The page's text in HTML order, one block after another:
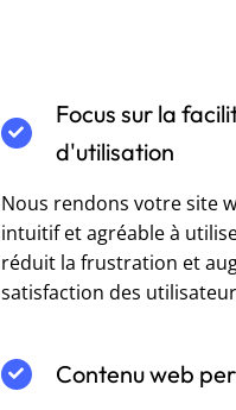
Focus sur la
d'utilisation
Nous rendons votre site
intuitif et agréable à
réduit la frustration et
satisfaction des
Contenu web